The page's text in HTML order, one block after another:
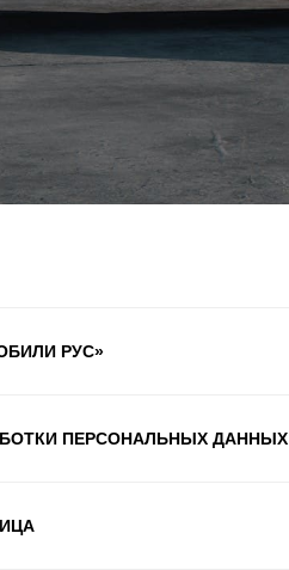
РУС»
ПЕРСОНАЛЬНЫХ ДАННЫХ